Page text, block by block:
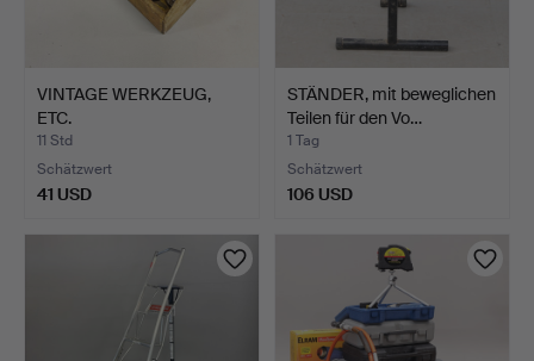
VINTAGE WERKZEUG,
ETC.
11 Std
Schätzwert
41 USD
STÄNDER, mit beweglichen
Teilen für den Vo…
1 Tag
Schätzwert
106 USD